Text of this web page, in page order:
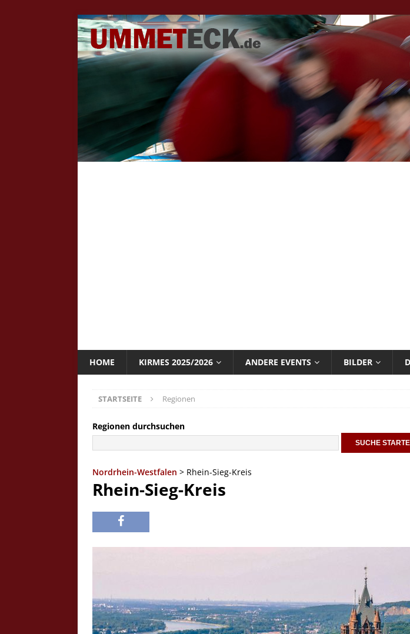
HOME KIRMES 2025/2026 ANDERE EVENTS BILDER
STARTSEITE Regionen
Regionen durchsuchen
Nordrhein-Westfalen > Rhein-Sieg-Kreis
Rhein-Sieg-Kreis
Rheinkirmes
Crazy Outback (Kollmann) - Laufgeschäft -